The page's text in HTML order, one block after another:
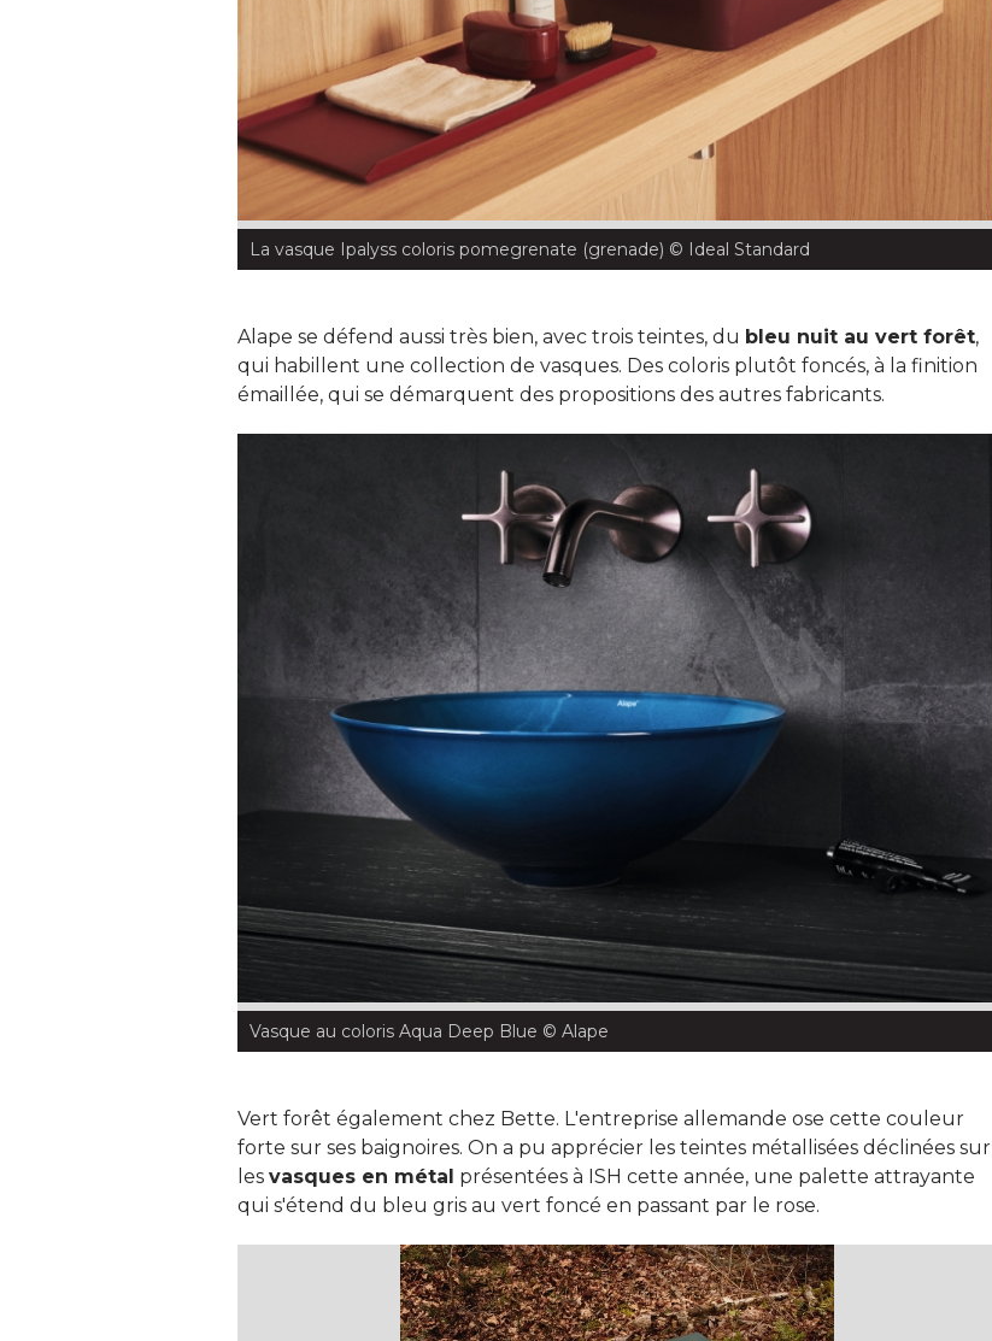
La vasque Ipalyss coloris pomegrenate (grenade) © Ideal Standard
Alape se défend aussi très bien, avec trois teintes, du bleu nuit au vert forêt,
qui habillent une collection de vasques. Des coloris plutôt foncés, à la finition
émaillée, qui se démarquent des propositions des autres fabricants.
Vasque au coloris Aqua Deep Blue © Alape
Vert forêt également chez Bette. L'entreprise allemande ose cette couleur
forte sur ses baignoires. On a pu apprécier les teintes métallisées déclinées sur
les vasques en métal présentées à ISH cette année, une palette attrayante
qui s'étend du bleu gris au vert foncé en passant par le rose.